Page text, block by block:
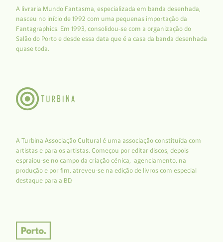
A livraria Mundo Fantasma, especializada em banda desenhada,
nasceu no início de 1992 com uma pequenas importação da
Fantagraphics. Em 1993, consolidou-se com a organização do
Salão do Porto e desde essa data que é a casa da banda desenhada
quase toda.
A Turbina Associação Cultural é uma associação constituída com
artistas e para os artistas. Começou por editar discos, depois
espraiou-se no campo da criação cénica, agenciamento, na
produção e por fim, atreveu-se na edição de livros com especial
destaque para a BD.